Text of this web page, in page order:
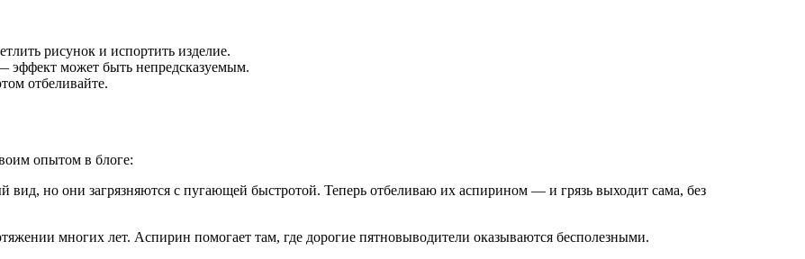
рисунок и испортить изделие.
эффект может быть непредсказуемым.
отбеливайте.
опытом в блоге:
вид, но они загрязняются с пугающей быстротой. Теперь отбеливаю их аспирином — и грязь выходит сама, без
многих лет. Аспирин помогает там, где дорогие пятновыводители оказываются бесполезными.